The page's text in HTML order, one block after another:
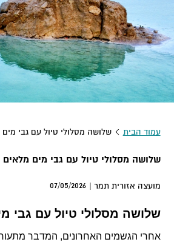
עמוד הבית שלושה מסלולי טיול עם גבי
שלושה מסלולי טיול עם גבי מים מלאים
מועצה אזורית תמר | 07/05/2026
שלושה מסלולי טיול עם גבי
אחרי הגשמים האחרונים, המדבר